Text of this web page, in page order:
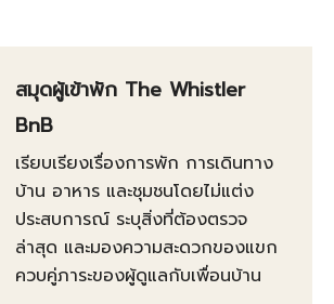
สมุดผู้เข้าพัก The Whistler
BnB
เรียบเรียงเรื่องการพัก การเดินทาง
บ้าน อาหาร และชุมชนโดยไม่แต่ง
ประสบการณ์ ระบุสิ่งที่ต้องตรวจ
ล่าสุด และมองความสะดวกของแขก
ควบคู่ภาระของผู้ดูแลกับเพื่อนบ้าน